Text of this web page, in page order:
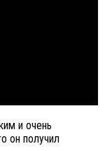
и очень
он получил